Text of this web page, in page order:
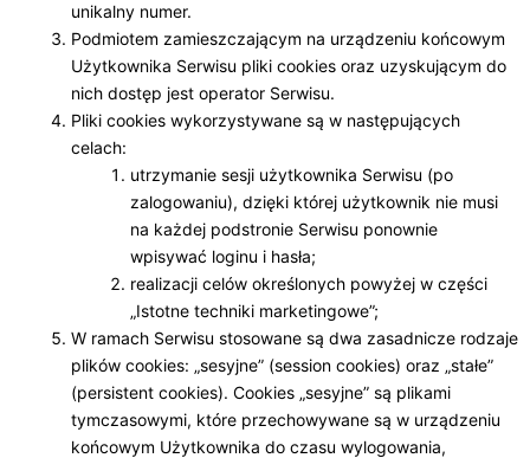
unikalny numer.
Podmiotem zamieszczającym na urządzeniu końcowym
Użytkownika Serwisu pliki cookies oraz uzyskującym do
nich dostęp jest operator Serwisu.
Pliki cookies wykorzystywane są w następujących
celach:
utrzymanie sesji użytkownika Serwisu (po
zalogowaniu), dzięki której użytkownik nie musi
na każdej podstronie Serwisu ponownie
wpisywać loginu i hasła;
realizacji celów określonych powyżej w części
„Istotne techniki marketingowe”;
W ramach Serwisu stosowane są dwa zasadnicze rodzaje
plików cookies: „sesyjne” (session cookies) oraz „stałe”
(persistent cookies). Cookies „sesyjne” są plikami
tymczasowymi, które przechowywane są w urządzeniu
końcowym Użytkownika do czasu wylogowania,